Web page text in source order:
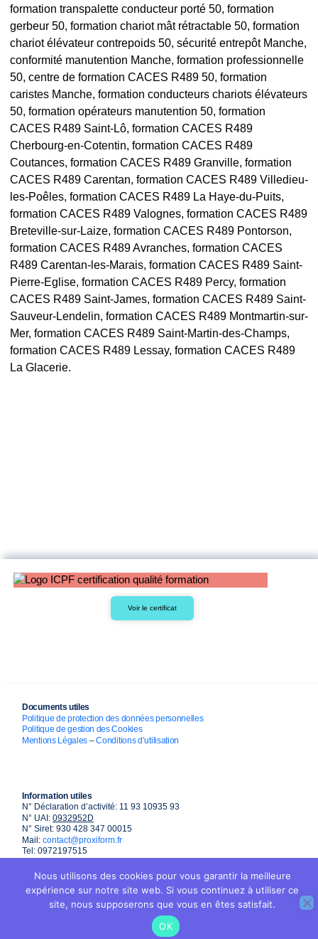
formation transpalette conducteur porté 50, formation
gerbeur 50, formation chariot mât rétractable 50, formation
chariot élévateur contrepoids 50, sécurité entrepôt Manche,
conformité manutention Manche, formation professionnelle
50, centre de formation CACES R489 50, formation
caristes Manche, formation conducteurs chariots élévateurs
50, formation opérateurs manutention 50, formation
CACES R489 Saint-Lô, formation CACES R489
Cherbourg-en-Cotentin, formation CACES R489
Coutances, formation CACES R489 Granville, formation
CACES R489 Carentan, formation CACES R489 Villedieu-
les-Poêles, formation CACES R489 La Haye-du-Puits,
formation CACES R489 Valognes, formation CACES R489
Breteville-sur-Laize, formation CACES R489 Pontorson,
formation CACES R489 Avranches, formation CACES
R489 Carentan-les-Marais, formation CACES R489 Saint-
Pierre-Eglise, formation CACES R489 Percy, formation
CACES R489 Saint-James, formation CACES R489 Saint-
Sauveur-Lendelin, formation CACES R489 Montmartin-sur-
Mer, formation CACES R489 Saint-Martin-des-Champs,
formation CACES R489 Lessay, formation CACES R489
La Glacerie.
Voir le certificat
Documents utiles
Politique de protection des données personnelles
Politique de gestion des Cookies
Mentions Légales –Conditions d’utilisation
Information utiles
N° Déclaration d’activité: 11 93 10935 93
N° UAI: 0932952D
N° Siret: 930 428 347 00015
Mail: contact@proxiform.fr
Tel: 0972197515
Nous utilisons des cookies pour vous garantir la meilleure
expérience sur notre site web. Si vous continuez à utiliser ce
site, nous supposerons que vous en êtes satisfait.
OK